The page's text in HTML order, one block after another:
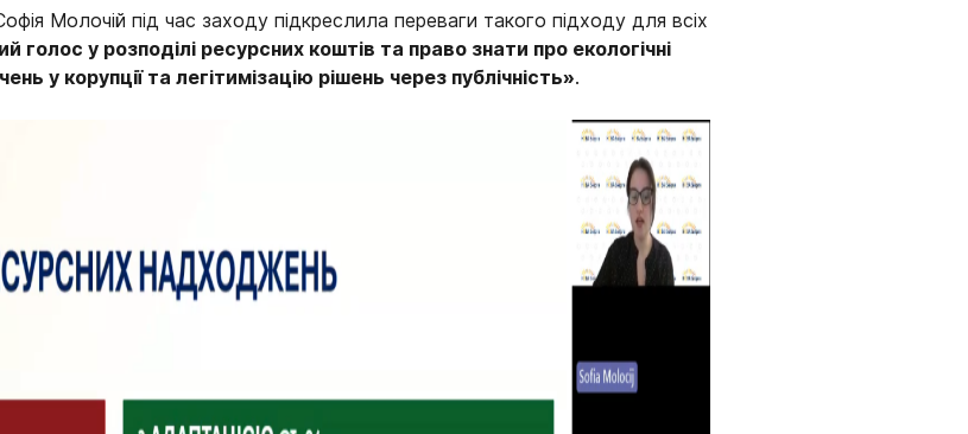
Молочій під час заходу підкреслила переваги такого підходу для всіх
у розподілі ресурсних коштів та право знати про екологічні
у корупції та легітимізацію рішень через публічність».